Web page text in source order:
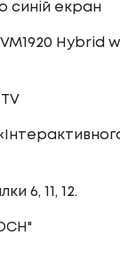
синій екран
VM1920 Hybrid
6, 11, 12.